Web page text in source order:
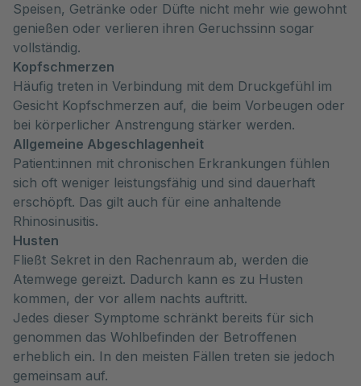
Speisen, Getränke oder Düfte nicht mehr wie gewohnt
genießen oder verlieren ihren Geruchssinn sogar
vollständig.
Kopfschmerzen
Häufig treten in Verbindung mit dem Druckgefühl im
Gesicht Kopfschmerzen auf, die beim Vorbeugen oder
bei körperlicher Anstrengung stärker werden.
Allgemeine Abgeschlagenheit
Patient:innen mit chronischen Erkrankungen fühlen
sich oft weniger leistungsfähig und sind dauerhaft
erschöpft. Das gilt auch für eine anhaltende
Rhinosinusitis.
Husten
Fließt Sekret in den Rachenraum ab, werden die
Atemwege gereizt. Dadurch kann es zu Husten
kommen, der vor allem nachts auftritt.
Jedes dieser Symptome schränkt bereits für sich
genommen das Wohlbefinden der Betroffenen
erheblich ein. In den meisten Fällen treten sie jedoch
gemeinsam auf.